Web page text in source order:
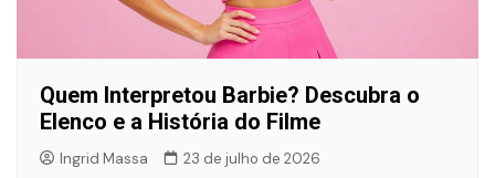
Quem Interpretou Barbie? Descubra o
Elenco e a História do Filme
Ingrid Massa 23 de julho de 2026